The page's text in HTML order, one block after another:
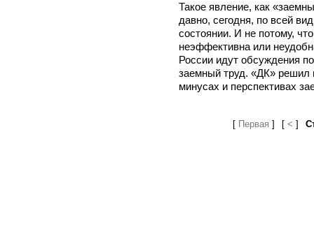
Такое явление, как
давно, сегодня, по всей
состоянии. И не потому,
неэффективна или
России идут обсуждения
заемный труд. «ДК» решил
минусах и перспективах
[Первая ] [< ]